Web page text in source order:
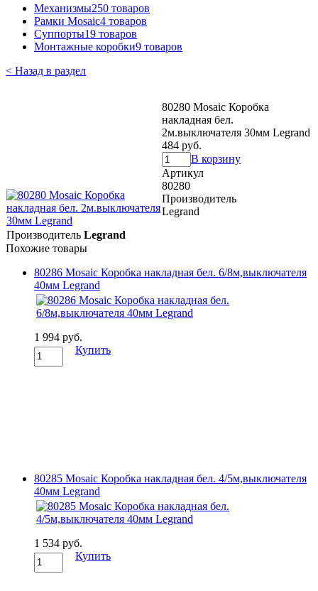
Механизмы250 товаров
Рамки Mosaic4 товаров
Суппорты19 товаров
Монтажные коробки9 товаров
< Назад в раздел
80280 Mosaic Коробка
накладная бел.
2м.выключателя 30мм Legrand
484 руб.
В корзину
Артикул
80280
Производитель
Legrand
Производитель Legrand
Похожие товары
80286 Mosaic Коробка накладная бел. 6/8м,выключателя
40мм Legrand
1 994 руб.
Купить
80285 Mosaic Коробка накладная бел. 4/5м,выключателя
40мм Legrand
1 534 руб.
Купить